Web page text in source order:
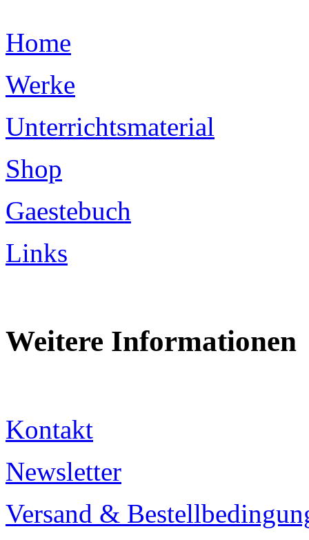
Home
Werke
Unterrichtsmaterial
Shop
Gaestebuch
Links
Weitere Informationen
Kontakt
Newsletter
Versand &